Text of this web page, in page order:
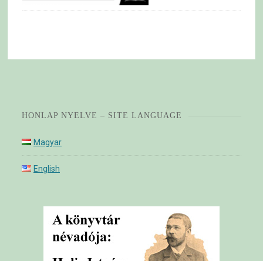
HONLAP NYELVE – SITE LANGUAGE
Magyar
English